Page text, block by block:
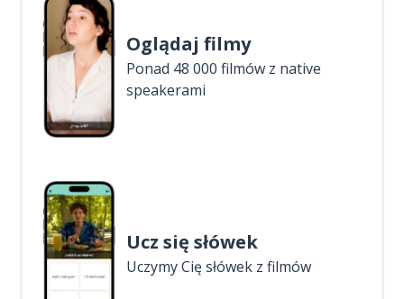
Oglądaj filmy
Ponad 48 000 filmów z native
speakerami
Ucz się słówek
Uczymy Cię słówek z filmów